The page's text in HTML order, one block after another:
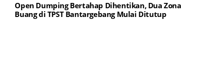
Open Dumping Bertahap Dihentikan, Dua Zona
Buang di TPST Bantargebang Mulai Ditutup